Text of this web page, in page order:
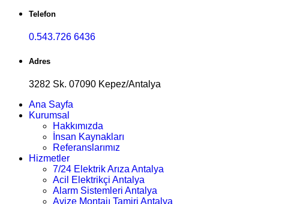
Telefon
0.543.726 6436
Adres
3282 Sk. 07090 Kepez/Antalya
Ana Sayfa
Kurumsal
Hakkımızda
İnsan Kaynakları
Referanslarımız
Hizmetler
7/24 Elektrik Arıza Antalya
Acil Elektrikçi Antalya
Alarm Sistemleri Antalya
Avize Montajı Tamiri Antalya